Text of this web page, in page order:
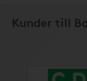
Kunder till